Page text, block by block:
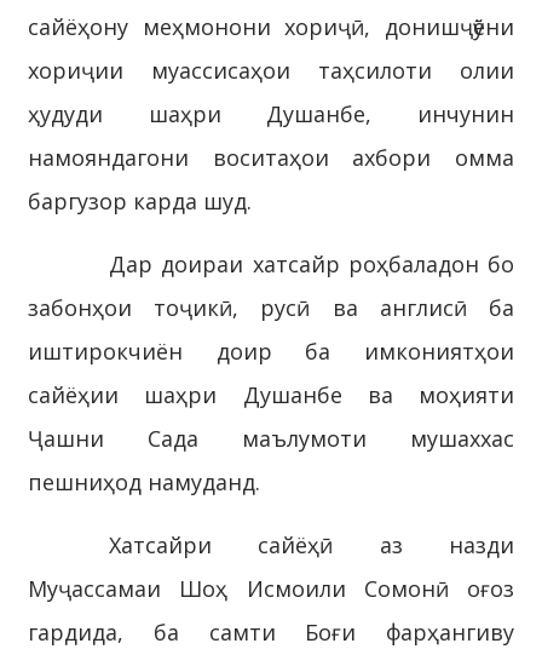
сайёҳону меҳмонони хориҷӣ, донишҷӯёни
хориҷии муассисаҳои таҳсилоти олии
ҳудуди шаҳри Душанбе, инчунин
намояндагони воситаҳои ахбори омма
баргузор карда шуд.
Дар доираи хатсайр роҳбаладон бо
забонҳои тоҷикӣ, русӣ ва англисӣ ба
иштирокчиён доир ба имкониятҳои
сайёҳии шаҳри Душанбе ва моҳияти
Ҷашни Сада маълумоти мушаххас
пешниҳод намуданд.
Хатсайри сайёҳӣ аз назди
Муҷассамаи Шоҳ Исмоили Сомонӣ оғоз
гардида, ба самти Боғи фарҳангиву